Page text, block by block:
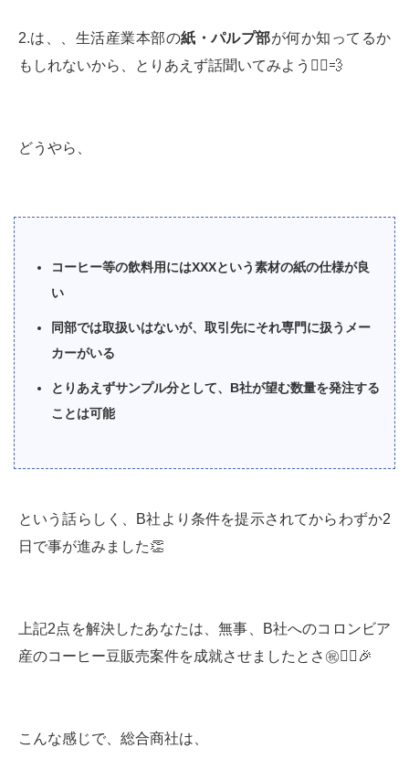
2.は、、生活産業本部の紙・パルプ部が何か知ってるか
もしれないから、とりあえず話聞いてみよう🏃‍♀️💨
どうやら、
コーヒー等の飲料用にはXXXという素材の紙の仕様が良
い
同部では取扱いはないが、取引先にそれ専門に扱うメー
カーがいる
とりあえずサンプル分として、B社が望む数量を発注する
ことは可能
という話らしく、B社より条件を提示されてからわずか2
日で事が進みました👏
上記2点を解決したあなたは、無事、B社へのコロンビア
産のコーヒー豆販売案件を成就させましたとさ㊗️👱‍♀️🎉
こんな感じで、総合商社は、